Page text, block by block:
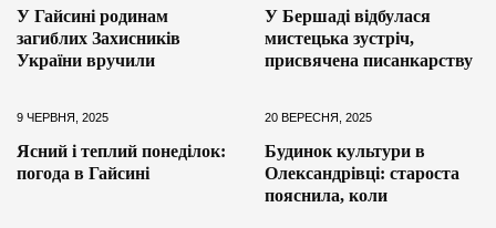
У Гайсині родинам
загиблих Захисників
України вручили
У Бершаді відбулася
мистецька зустріч,
присвячена писанкарству
9 ЧЕРВНЯ, 2025
Ясний і теплий понеділок:
погода в Гайсині
20 ВЕРЕСНЯ, 2025
Будинок культури в
Олександрівці: староста
пояснила, коли